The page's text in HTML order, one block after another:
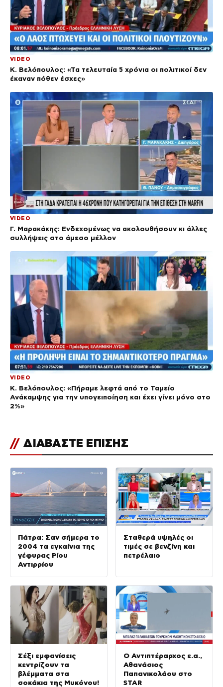
VIDEO
Κ. Βελόπουλος: «Τα τελευταία 5 χρόνια οι πολιτικοί δεν
έκαναν πόθεν έσχες»
VIDEO
Γ. Μαρακάκης: Ενδεχομένως να ακολουθήσουν κι άλλες
συλλήψεις στο άμεσο μέλλον
VIDEO
Κ. Βελόπουλος: «Πήραμε λεφτά από το Ταμείο
Ανάκαμψης για την υπογειποίηση και έχει γίνει μόνο στο
2%»
// ΔΙΑΒΑΣΤΕ ΕΠΙΣΗΣ
Πάτρα: Σαν σήμερα το
2004 τα εγκαίνια της
γέφυρας Ρίου
Αντιρρίου
Σταθερά υψηλές οι
τιμές σε βενζίνη και
πετρέλαιο
Σέξι εμφανίσεις
κεντρίζουν τα
βλέμματα στα
σοκάκια της Μυκόνου!
Ο Αντιπτέραρχος ε.α.,
Αθανάσιος
Παπανικολάου στο
STAR